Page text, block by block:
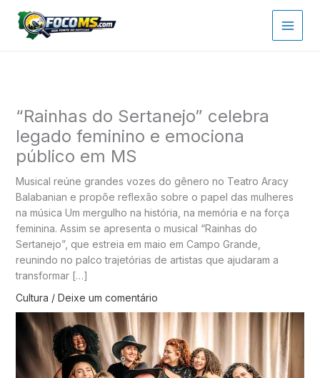
para
“Rainhas do Sertanejo” celebra
legado feminino e emociona
público em MS
Musical reúne grandes vozes do gênero no Teatro Aracy
Balabanian e propõe reflexão sobre o papel das mulheres
na música Um mergulho na história, na memória e na força
feminina. Assim se apresenta o musical “Rainhas do
Sertanejo”, que estreia em maio em Campo Grande,
reunindo no palco trajetórias de artistas que ajudaram a
transformar […]
Cultura / Deixe um comentário